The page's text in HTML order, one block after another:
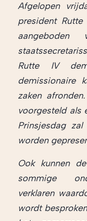
Afgelopen
president
Rutte IV
demissionaire
zaken
voorgesteld als
Prinsjesdag
worden
Ook kunnen
sommige
verklaren
wordt